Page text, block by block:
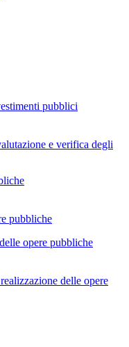
pubblici
e verifica degli
pubbliche
opere pubbliche
delle opere